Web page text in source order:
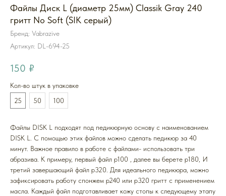
Файлы Диск L (диаметр 25мм) Classik Gray 240
гритт No Soft (SIK серый)
Бренд: Vabrazive
Артикул: DL-694-25
150 ₽
Кол-во штук в упаковке
25
50 100
Файлы DISK L подходят под педикюрную основу с наименованием
DISK L. С помощью этих файлов можно сделать педикюр за 40
минут. Важное правило в работе с файлами- использовать три
абразива. К примеру, первый файл p100 , далее вы берете p180, И
третий завершающий файл p320. Для идеального педикюра, можно
зафиксировать работу спонжем p240 или p320 гритт с применением
масла. Каждый файл подготавливает кожу стопы к следующему этапу